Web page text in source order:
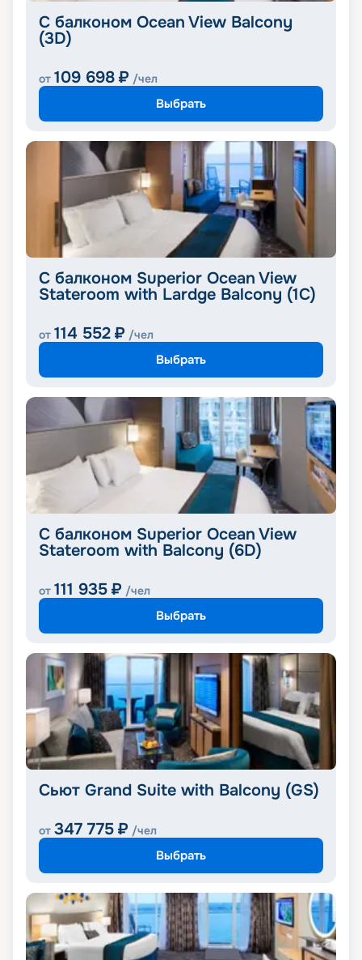
С балконом Ocean View Balcony
(3D)
от 109 698 ₽ /чел
Выбрать
С балконом Superior Ocean View
Stateroom with Lardge Balcony (1C)
от 114 552 ₽ /чел
Выбрать
С балконом Superior Ocean View
Stateroom with Balcony (6D)
от 111 935 ₽ /чел
Выбрать
Сьют Grand Suite with Balcony (GS)
от 347 775 ₽ /чел
Выбрать